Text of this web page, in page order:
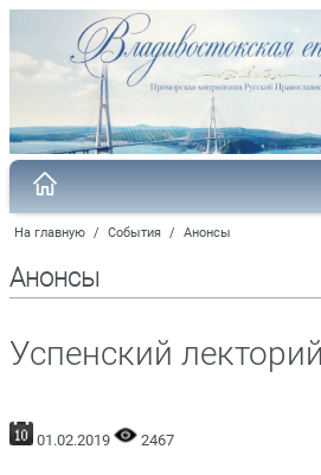
На главную / События / Анонсы
Анонсы
Успенский лекторий
01.02.2019 2467